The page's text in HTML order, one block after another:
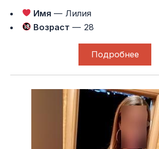
Имя — Лилия
Возраст — 28
Подробнее